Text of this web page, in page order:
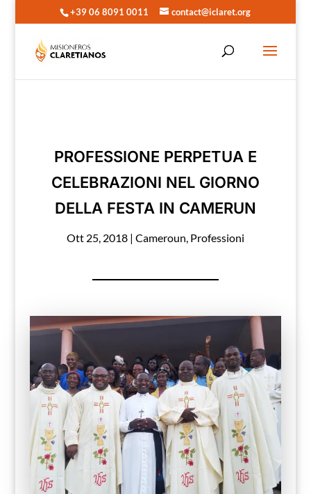
+39 06 8091 0011 contact@iclaret.org
PROFESSIONE PERPETUA E
CELEBRAZIONI NEL GIORNO
DELLA FESTA IN CAMERUN
Ott 25, 2018| Cameroun, Professioni